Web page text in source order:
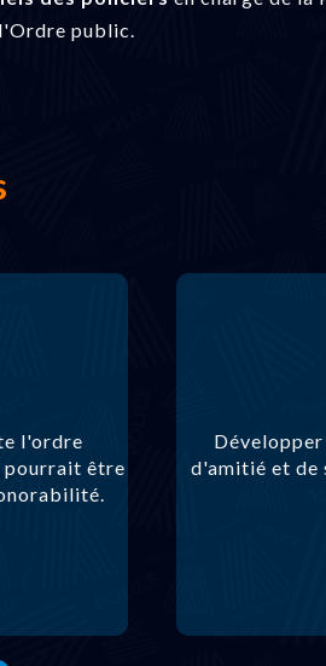
public.
l'ordre
être
d'amitié et de